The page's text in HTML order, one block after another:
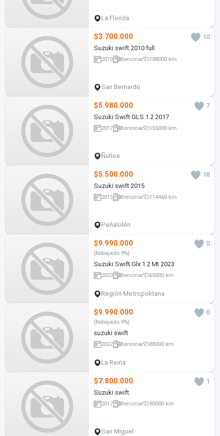
La Florida
$3.700.000
10
Suzuki swift 2010 full
2010 Bencina 188000 km
San Bernardo
$5.980.000
7
Suzuki Swift GLS 1.2 2017
2017 Bencina 155000 km
Ñuñoa
$5.500.000
18
Suzuki swift 2015
2015 Bencina 114460 km
Peñalolén
$9.990.000 0
(Rebajado 9%)
Suzuki Swift Glx 1.2 Mt 2023
2023 Bencina 65000 km
Región Metropolitana
$9.990.000 0
(Rebajado 9%)
suzuki swift
2022 Bencina 88000 km
La Reina
$7.800.000
1
Suzuki swift
2017 Bencina 90000 km
San Miguel